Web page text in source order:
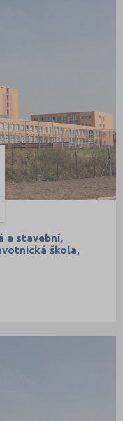
a stavební,
škola,